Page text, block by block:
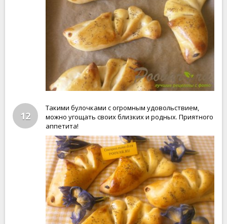
12
Такими булочками с огромным удовольствием,
можно угощать своих близких и родных. Приятного
аппетита!